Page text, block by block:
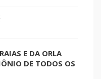
E DA ORLA
DE TODOS OS